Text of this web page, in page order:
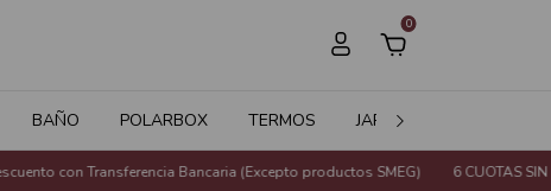
0
BAÑO POLARBOX TERMOS JARDÍN
Transferencia Bancaria (Excepto productos SMEG) 6 CUOTAS SIN